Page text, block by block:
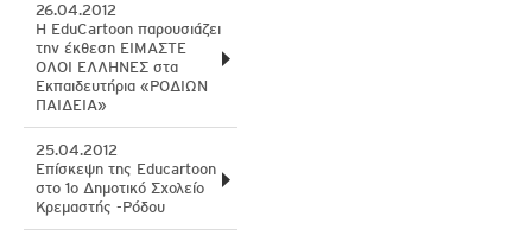
26.04.2012
Η EduCartoon παρουσιάζει
την έκθεση ΕΙΜΑΣΤΕ
ΟΛΟΙ ΕΛΛΗΝΕΣ στα
Εκπαιδευτήρια «ΡΟΔΙΩΝ
ΠΑΙΔΕΙΑ»
25.04.2012
Επίσκεψη της Educartoon
στο 1ο Δημοτικό Σχολείο
Κρεμαστής -Ρόδου